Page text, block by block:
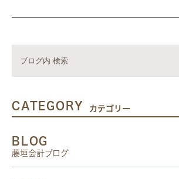
CATEGORY カテゴリー
BLOG
藤垣会計ブログ